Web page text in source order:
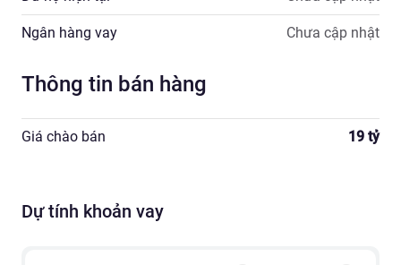
Ngân hàng vay Chưa cập nhật
Thông tin bán hàng
Giá chào bán 19 tỷ
Dự tính khoản vay